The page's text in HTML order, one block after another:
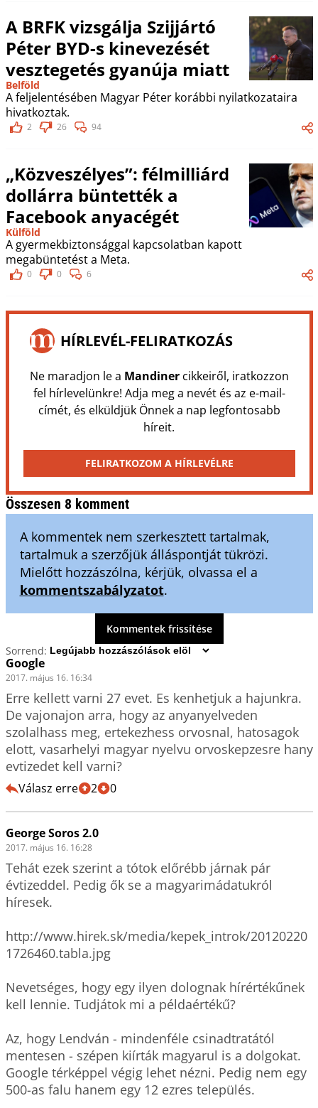
A BRFK vizsgálja Szijjártó
Péter BYD-s kinevezését
vesztegetés gyanúja miatt
Belföld
A feljelentésében Magyar Péter korábbi nyilatkozataira
hivatkoztak.
2 26 94
„Közveszélyes”: félmilliárd
dollárra büntették a
Facebook anyacégét
Külföld
A gyermekbiztonsággal kapcsolatban kapott
megabüntetést a Meta.
0 0 6
HÍRLEVÉL-FELIRATKOZÁS
Ne maradjon le a Mandinercikkeiről, iratkozzon
fel hírlevelünkre! Adja meg a nevét és az e-mail-
címét, és elküldjük Önnek a nap legfontosabb
híreit.
FELIRATKOZOM A HÍRLEVÉLRE
Összesen 8 komment
A kommentek nem szerkesztett tartalmak,
tartalmuk a szerzőjük álláspontját tükrözi.
Mielőtt hozzászólna, kérjük, olvassa el a
kommentszabályzatot.
Kommentek frissítése
Sorrend:
Google
2017. május 16. 16:34
Erre kellett varni 27 evet. Es kenhetjuk a hajunkra.
De vajonajon arra, hogy az anyanyelveden
szolalhass meg, ertekezhess orvosnal, hatosagok
elott, vasarhelyi magyar nyelvu orvoskepzesre hany
evtizedet kell varni?
Válasz erre 2 0
George Soros 2.0
2017. május 16. 16:28
Tehát ezek szerint a tótok előrébb járnak pár
évtizeddel. Pedig ők se a magyarimádatukról
híresek.
http://www.hirek.sk/media/kepek_introk/20120220
1726460.tabla.jpg
Nevetséges, hogy egy ilyen dolognak hírértékűnek
kell lennie. Tudjátok mi a példaértékű?
Az, hogy Lendván - mindenféle csinadtratától
mentesen - szépen kiírták magyarul is a dolgokat.
Google térképpel végig lehet nézni. Pedig nem egy
500-as falu hanem egy 12 ezres település.